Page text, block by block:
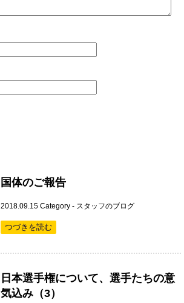
国体のご報告
2018.09.15 Category - スタッフのブログ
つづきを読む
日本選手権について、選手たちの意
気込み（3）